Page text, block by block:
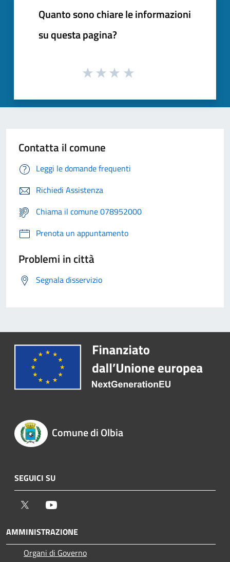
Quanto sono chiare le informazioni
su questa pagina?
Contatta il comune
Leggi le domande frequenti
Richiedi Assistenza
Chiama il comune 078952000
Prenota un appuntamento
Problemi in città
Segnala disservizio
Comune di Olbia
SEGUICI SU
Twitter
AMMINISTRAZIONE
Organi di Governo